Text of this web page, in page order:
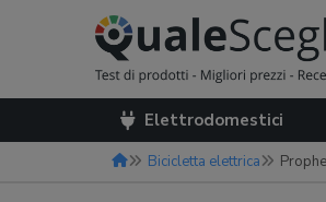
Elettrodomestici
Bicicletta elettrica